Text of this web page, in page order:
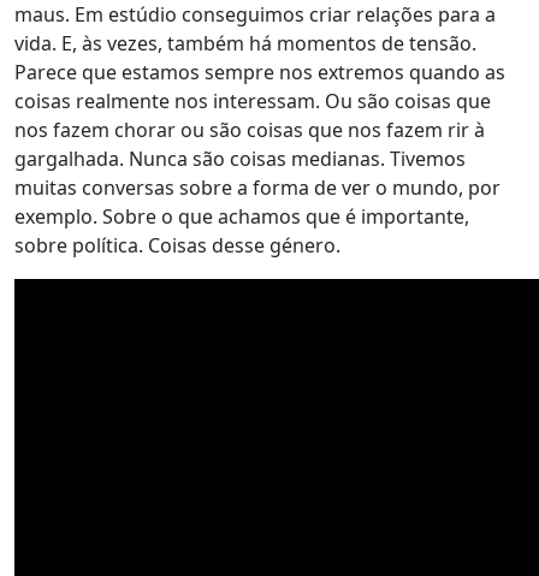
maus. Em estúdio conseguimos criar relações para a
vida. E, às vezes, também há momentos de tensão.
Parece que estamos sempre nos extremos quando as
coisas realmente nos interessam. Ou são coisas que
nos fazem chorar ou são coisas que nos fazem rir à
gargalhada. Nunca são coisas medianas. Tivemos
muitas conversas sobre a forma de ver o mundo, por
exemplo. Sobre o que achamos que é importante,
sobre política. Coisas desse género.